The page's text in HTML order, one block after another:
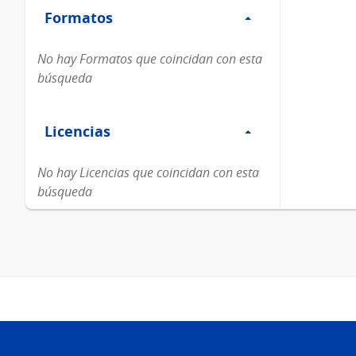
Formatos
Formatos
No hay Formatos que coincidan con esta
búsqueda
Licencias
Licencias
No hay Licencias que coincidan con esta
búsqueda